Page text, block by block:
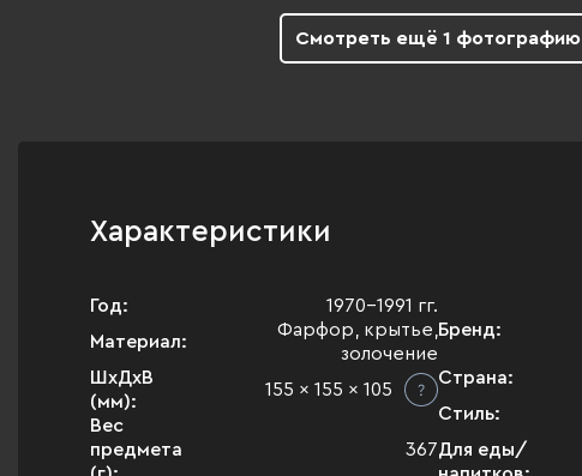
Смотреть ещё 1 фотографию
Характеристики
Год:
1970-1991 гг.
Материал:
Фарфор, крытье,
золочение
ШхДхВ
(мм):
155 x 155 x 105
Вес
предмета
367
Бренд:
Страна:
Стиль:
Для еды/